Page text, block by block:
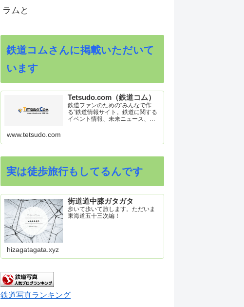
ラムと
鉄道コムさんに掲載いただいて
います
Tetsudo.com（鉄道コム）
鉄道ファンのための“みんなで作
る”鉄道情報サイト。鉄道に関する
イベント情報、未来ニュース、車
ク集や、参加型ゲーム「駅つなゲ
www.tetsudo.com
実は徒歩旅行もしてるんです
街道道中膝ガタガタ
歩いて歩いて旅します。ただいま
東海道五十三次編！
hizagatagata.xyz
鉄道写真ランキング